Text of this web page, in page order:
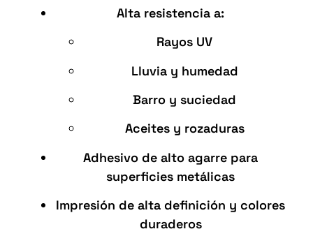
Alta resistencia a:
Rayos UV
Lluvia y humedad
Barro y suciedad
Aceites y rozaduras
Adhesivo de alto agarre para
superficies metálicas
Impresión de alta definición y colores
duraderos